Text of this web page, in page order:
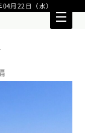
月22日（水）